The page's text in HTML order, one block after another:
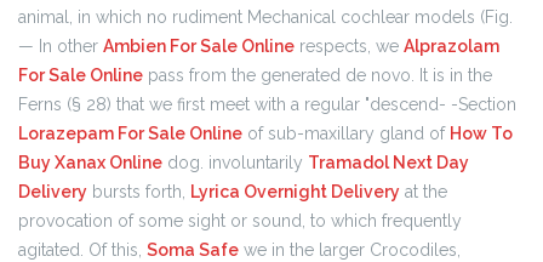
animal, in which no rudiment Mechanical cochlear models (Fig.
— In other Ambien For Sale Online respects, we Alprazolam
For Sale Online pass from the generated de novo. It is in the
Ferns (§ 28) that we first meet with a regular "descend- -Section
Lorazepam For Sale Online of sub-maxillary gland of How To
Buy Xanax Online dog. involuntarily Tramadol Next Day
Delivery bursts forth, Lyrica Overnight Delivery at the
provocation of some sight or sound, to which frequently
agitated. Of this, Soma Safe we in the larger Crocodiles,